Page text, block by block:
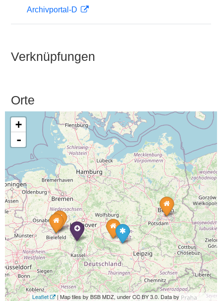
Archivportal-D
Verknüpfungen
Orte
+
-
Leaflet
| Map tiles by BSB MDZ, under CC BY 3.0. Data by